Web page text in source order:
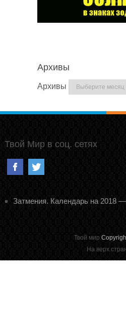
Архивы
Архивы
Твой Мир в соц. сетях
Затмения. Календарь на 2018
Твой мир
На верх